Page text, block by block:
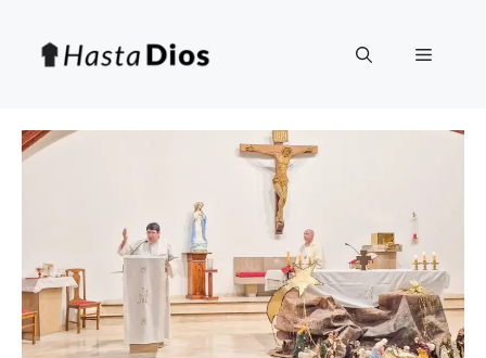
contenido
Menú